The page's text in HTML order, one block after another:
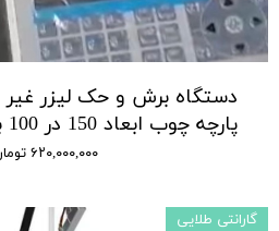
دستگاه برش و حک لیزر غیر
پارچه چوب ابعاد 150 در 100 برند FARDSANAT
۶۲۰,۰۰۰,۰۰۰ تومان
گارانتی طلایی